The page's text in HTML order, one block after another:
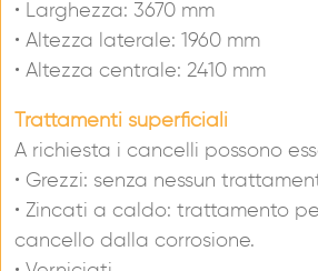
• Larghezza: 3670 mm
• Altezza laterale: 1960 mm
• Altezza centrale: 2410 mm
Trattamenti superficiali
A richiesta i cancelli possono
• Grezzi: senza nessun
• Zincati a caldo: trattamento
cancello dalla corrosione.